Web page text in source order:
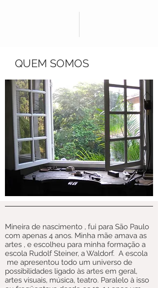
QUEM SOMOS
Mineira de nascimento , fui para São Paulo
com apenas 4 anos. Minha mãe amava as
artes , e escolheu para minha formação a
escola Rudolf Steiner, a Waldorf. A escola
me apresentou todo um universo de
possibilidades ligado às artes em geral,
artes visuais, música, teatro. Paralelo à isso